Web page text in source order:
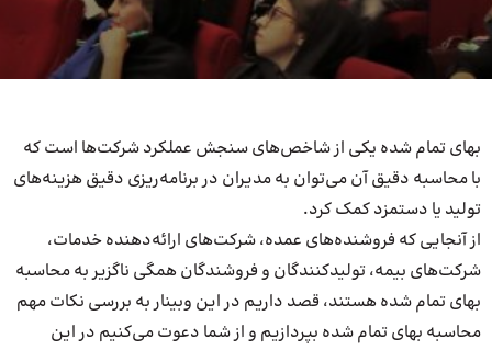
بهای تمام شده یکی از شاخص‌های سنجش عملکرد شرکت‌ها است که
با محاسبه دقیق آن می‌توان به مدیران در برنامه‌ریزی دقیق هزینه‌های
تولید یا دستمزد کمک کرد.
از آنجایی که فروشنده‌های عمده، شرکت‌های ارائه‌دهنده خدمات،
شرکت‌های بیمه، تولیدکنندگان و فروشندگان همگی ناگزیر به محاسبه
بهای تمام شده هستند، قصد داریم در این وبینار به بررسی نکات مهم
محاسبه بهای تمام شده بپردازیم و از شما دعوت می‌کنیم در این